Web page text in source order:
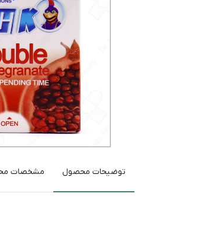
توضیحات محصول مشخصات